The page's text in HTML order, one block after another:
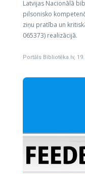
Latvijas Nacionālā
pilsonisko
ziņu pratība un
065373) realizācijā.
Portāls Bibliotēka.lv,